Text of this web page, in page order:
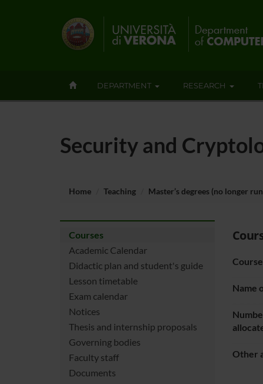
DEPARTMENT RESEARCH
Security and
Home Teaching Master’s degrees (no longer
Courses
Academic Calendar
Didactic plan and student's guide
Lesson timetable
Exam calendar
Notices
Thesis and internship proposals
Governing bodies
Faculty staff
Documents
Name
Other